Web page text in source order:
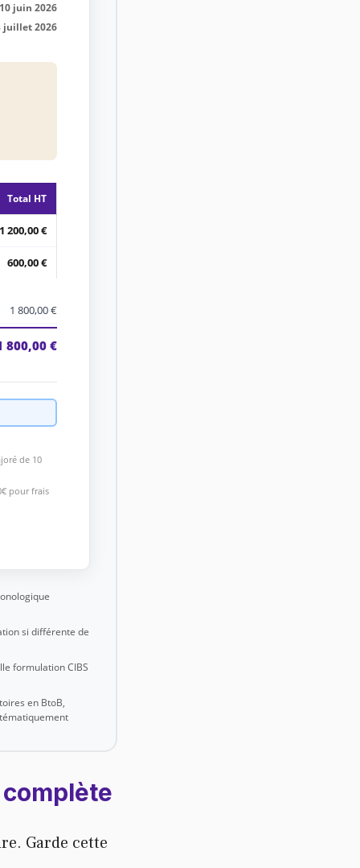
juin 2026
juillet 2026
Total HT
1 200,00 €
600,00 €
1 800,00 €
800,00 €
de 10
pour frais
si différente de
formulation CIBS
en BtoB,
Garde cette